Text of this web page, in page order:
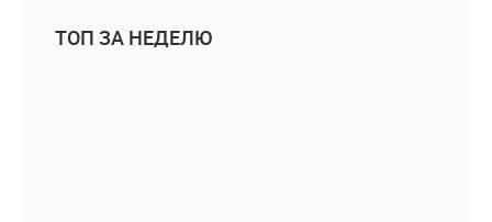
ТОП ЗА НЕДЕЛЮ